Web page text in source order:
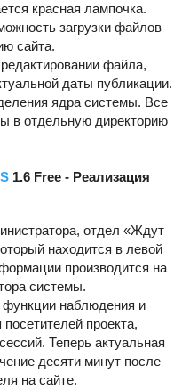
красная лампочка.
загрузки файлов
сайта.
файла,
даты публикации.
ядра системы. Все
в отдельную директорию
1.6 Free - Реализация
отдел «Ждут
находится в левой
производится на
системы.
наблюдения и
проекта,
Теперь актуальная
десяти минут после
на сайте.